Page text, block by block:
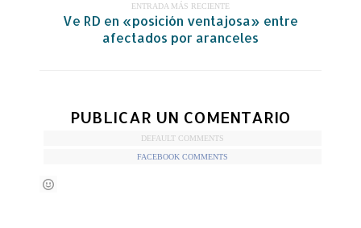
ENTRADA MÁS RECIENTE
Ve RD en «posición ventajosa» entre
afectados por aranceles
PUBLICAR UN COMENTARIO
DEFAULT COMMENTS
FACEBOOK COMMENTS